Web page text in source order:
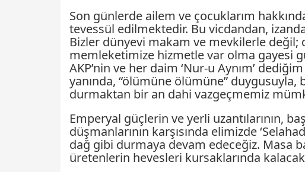
Son günlerde ailem ve çocuklarım
tevessül edilmektedir. Bu vicdandan,
Bizler dünyevi makam ve mevkilerle
memleketimize hizmetle var olma gayesi
AKP’nin ve her daim ‘Nur-u Aynım’
yanında, “ölümüne ölümüne”
durmaktan bir an dahi vazgeçmemiz
Emperyal güçlerin ve yerli uzantılarının,
düşmanlarının karşısında elimizde
dağ gibi durmaya devam edeceğiz. Masa
üretenlerin hevesleri kursaklarında